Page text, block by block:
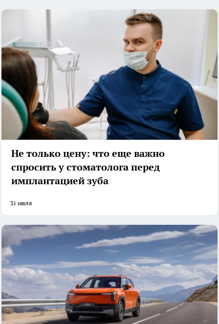
Не только цену: что еще важно
спросить у стоматолога перед
имплантацией зуба
31 июля